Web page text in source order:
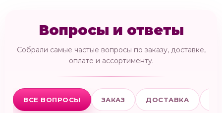
Вопросы и ответы
Собрали самые частые вопросы по заказу, доставке,
оплате и ассортименту.
ВСЕ ВОПРОСЫ ЗАКАЗ ДОСТАВКА